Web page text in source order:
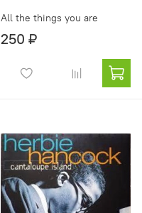
All the things you are
250 ₽